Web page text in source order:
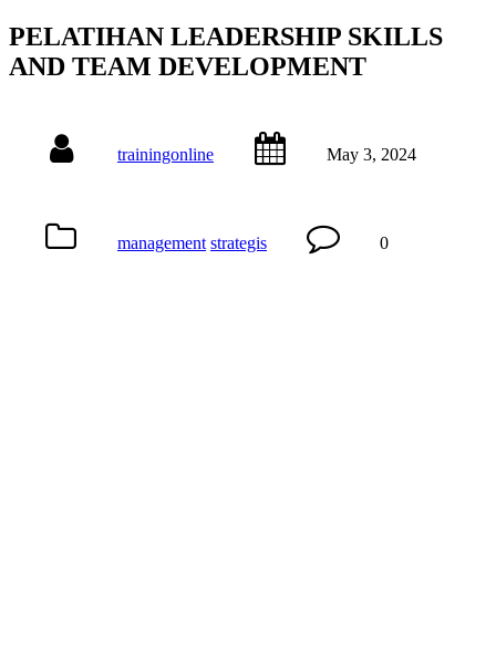
PELATIHAN LEADERSHIP SKILLS
AND TEAM DEVELOPMENT
trainingonline May 3, 2024
management strategis 0